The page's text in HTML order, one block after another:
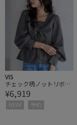
VIS
チェック柄ノットリボン
ブラウス
¥6,919
NEW! 予約